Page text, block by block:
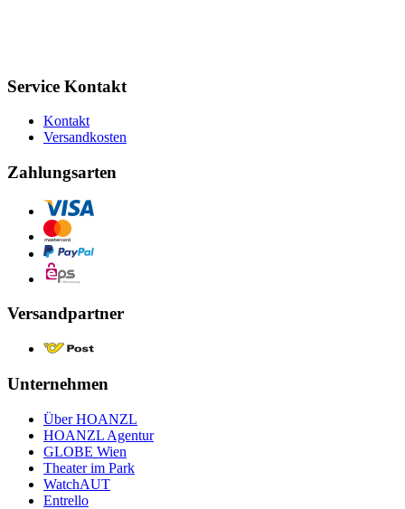
Service Kontakt
Kontakt
Versandkosten
Zahlungsarten
Versandpartner
Unternehmen
Über HOANZL
HOANZL Agentur
GLOBE Wien
Theater im Park
WatchAUT
Entrello